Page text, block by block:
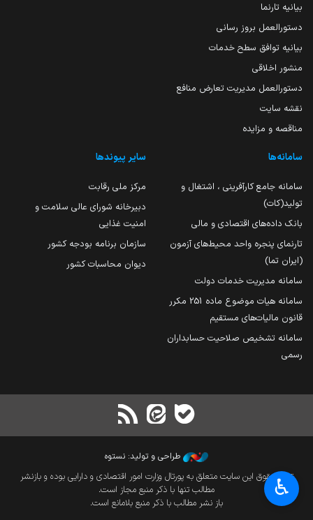
بیانیه تارنما
دستورالعمل بروز رسانی
بیانیه توافق سطح خدمات
منشور اخلاقی
دستورالعمل مدیریت تعارض منافع
نقشه سایت
مناقصه و مزایده
سامانه‌ها
سامانه جامع کارآفرینی ، اشتغال و
تولید(کات)
بانک داده‌های اقتصادی و مالی
تارنمای پنجره واحد محیط‌های آزمون
(ایران تما)
سامانه مدیریت خدمات دولت
سامانه هیات موضوع ماده 251 مکرر
قانون مالیات‌های مستقیم
سامانه تشخیص صلاحیت حسابداران
رسمی
سایر پیوندها
مرکز ملی رقابت
دبیرخانه شورای عالی سلامت و
امنیت غذایی
سازمان برنامه بودجه کشور
دیوان محاسبات کشور
طراحی و تولید: نستوه
تمام حقوق این سایت متعلق به پورتال وزارت امور اقتصادی و دارایی بوده و بازنشر
مطالب تنها با ذکر منبع مجاز است.
باز نشر مطالب با ذکر منبع بلامانع است.
♿︎